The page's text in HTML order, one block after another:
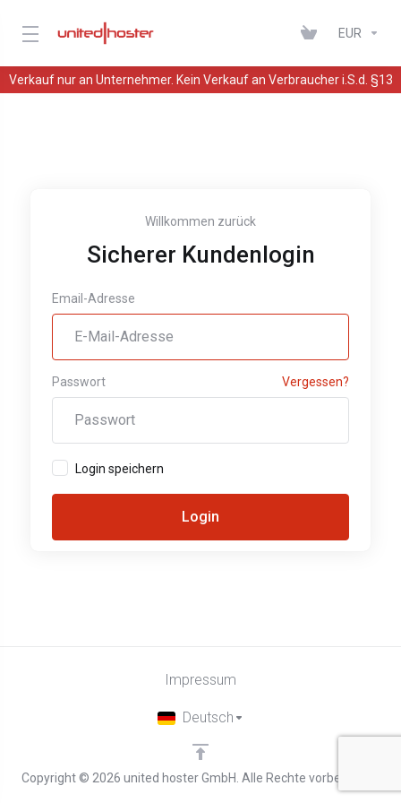
Verkauf nur an Unternehmer. Kein Verkauf an Verbraucher i.S.d. §13
EUR
Willkommen zurück
Sicherer Kundenlogin
Email-Adresse
Passwort Vergessen?
Login speichern
Login
Copyright © 2026 united hoster GmbH. Alle Rechte vorbehalten.
Impressum
Deutsch